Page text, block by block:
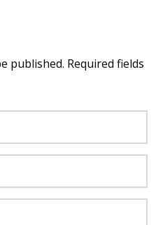
published. Required fields